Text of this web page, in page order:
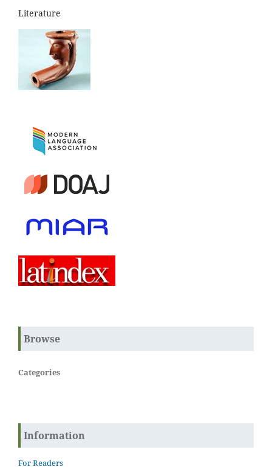
Literature
Browse
Categories
Information
For Readers